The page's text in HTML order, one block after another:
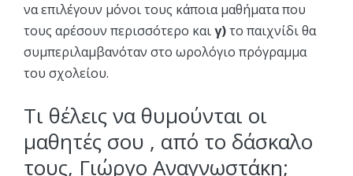
να επιλέγουν μόνοι τους κάποια μαθήματα που
τους αρέσουν περισσότερο καιγ)το παιχνίδι θα
συμπεριλαμβανόταν στο ωρολόγιο πρόγραμμα
του σχολείου.
Τι θέλεις να θυμούνται οι
μαθητές σου , από το δάσκαλο
τους, Γιώργο Αναγνωστάκη;